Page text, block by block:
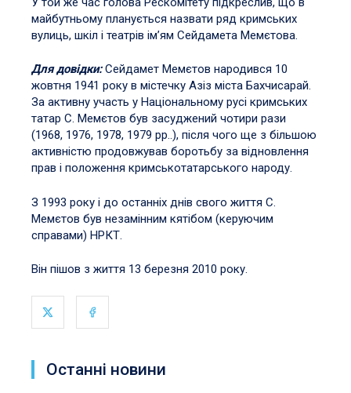
майбутньому планується назвати ряд кримських
вулиць, шкіл і театрів ім’ям Сейдамета Мемєтова.
Для довідки:Сейдамет Мемєтов народився 10
жовтня 1941 року в містечку Азіз міста Бахчисарай.
За активну участь у Національному русі кримських
татар С. Мемєтов був засуджений чотири рази
(1968, 1976, 1978, 1979 рр..), після чого ще з більшою
активністю продовжував боротьбу за відновлення
прав і положення кримськотатарського народу.
З 1993 року і до останніх днів свого життя С.
Мемєтов був незамінним кятібом (керуючим
справами) НРКТ.
Він пішов з життя 13 березня 2010 року.
Останні новини